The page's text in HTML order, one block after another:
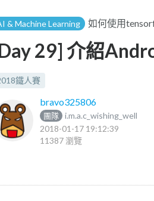
& Machine Learning 如何使用
29] 介紹
鐵人賽
bravo325806
團隊
i.m.a.c_wishing_well
2018-01-17 19:12:39
11387 瀏覽